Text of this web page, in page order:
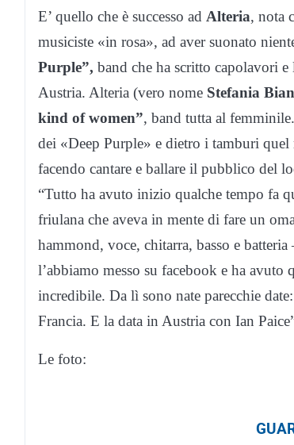
E’ quello che è successo ad Alteria, nota
musiciste «in rosa», ad aver suonato
Purple”, band che ha scritto capolavori
Austria. Alteria (vero nome Stefania
kind of women”, band tutta al
dei «Deep Purple» e dietro i tamburi
facendo cantare e ballare il pubblico del
“Tutto ha avuto inizio qualche tempo fa
friulana che aveva in mente di fare un
hammond, voce, chitarra, basso e
l’abbiamo messo su facebook e ha
incredibile. Da lì sono nate parecchie
Francia. E la data in Austria con Ian
Le foto: